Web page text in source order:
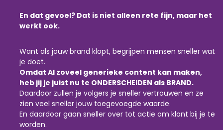
En dat gevoel? Dat is niet alleen rete fijn, maar het
werkt ook.
Want als jouw brand klopt, begrijpen mensen sneller wat
je doet.
Omdat AI zoveel generieke content kan maken,
heb jij je juist nu te ONDERSCHEIDEN als BRAND.
Daardoor zullen je volgers je sneller vertrouwen en ze
zien veel sneller jouw toegevoegde waarde.
En daardoor gaan sneller over tot actie om klant bij je te
worden.